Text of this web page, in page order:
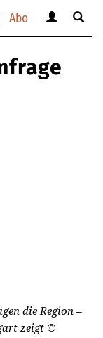
Abo
anzeigen
verbergen
Suche
die Region –
zeigt ©